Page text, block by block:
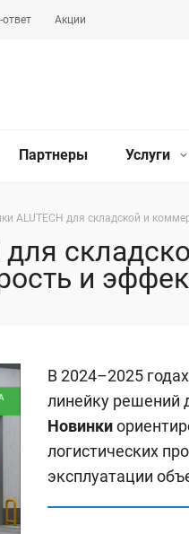
ответ Акции
Партнеры Услуги
ALUTECH для складской и
для
и
В 2024–2025
линейку решений
Новинки
логистических
эксплуатации